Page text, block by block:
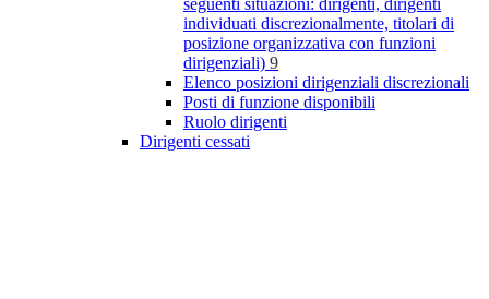
seguenti situazioni: dirigenti, dirigenti
individuati discrezionalmente, titolari di
posizione organizzativa con funzioni
dirigenziali) 9
Elenco posizioni dirigenziali discrezionali
Posti di funzione disponibili
Ruolo dirigenti
Dirigenti cessati